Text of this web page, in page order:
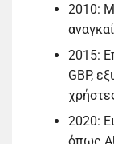
2010:
2015:
GBP,
2020: